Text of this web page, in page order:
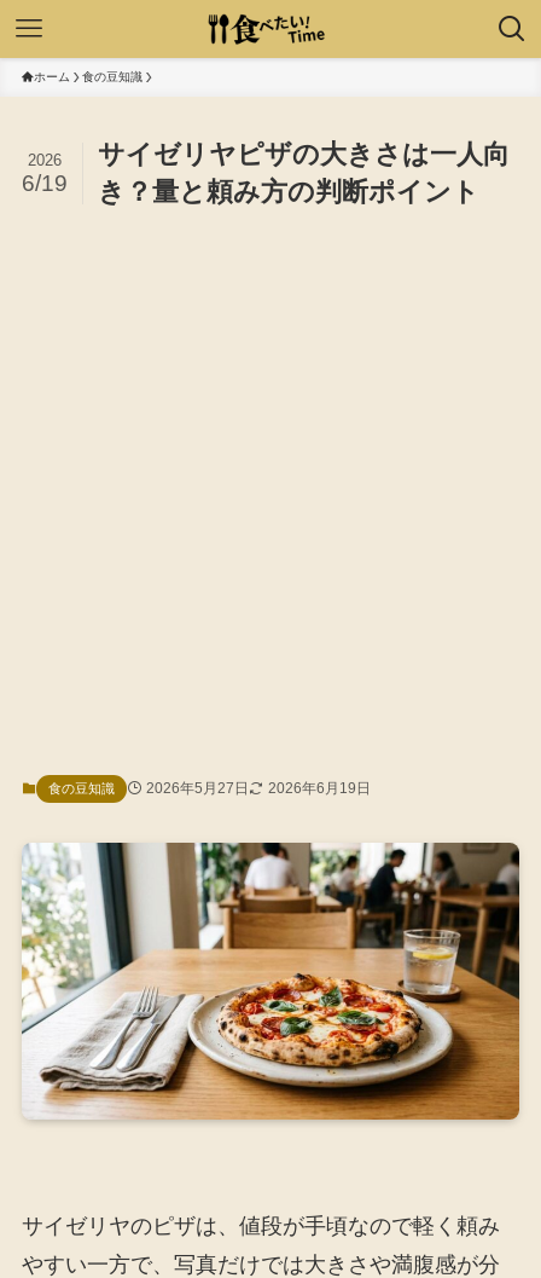
ホーム 食の豆知識
サイゼリヤピザの大きさは一人向
き？量と頼み方の判断ポイント
2026
6/19
食の豆知識 2026年5月27日 2026年6月19日
サイゼリヤのピザは、値段が手頃なので軽く頼み
やすい一方で、写真だけでは大きさや満腹感が分